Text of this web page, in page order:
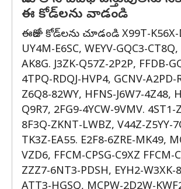
ఈ కోడ్‌లను వాడండి
ఈరోజు కోడ్‌లను చూడండి X99T-K56X-
UY4M-E6SC, WEYV-GQC3-
AK8G. J3ZK-Q57Z-2P2P, FFDB-
4TPQ-RDQJ-HVP4, GCNV-A2PD-
Z6Q8-82WY, HFNS-J6W7-4Z48,
Q9R7, 2FG9-4YCW-9VMV. 4ST1-
8F3Q-ZKNT-LWBZ, V44Z-Z5YY-
TK3Z-EA55. E2F8-6ZRE-MK49,
VZD6, FFCM-CPSG-C9XZ FFCM-
ZZZ7-6NT3-PDSH, EYH2-W3XK-